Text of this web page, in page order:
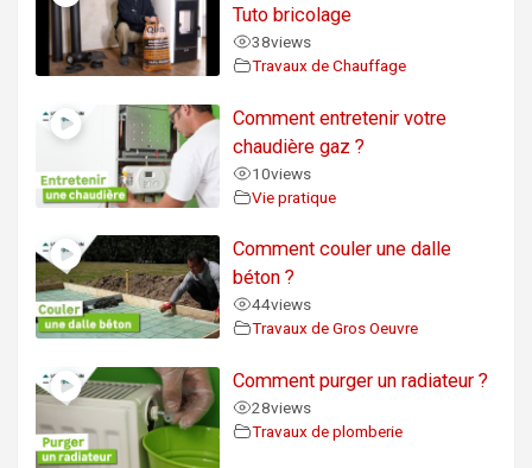
Tuto bricolage
38views
Travaux de Chauffage
Comment entretenir votre
chaudière gaz ?
10views
Vie pratique
Comment couler une dalle
béton ?
44views
Travaux de Gros Oeuvre
Comment purger un radiateur ?
28views
Travaux de plomberie